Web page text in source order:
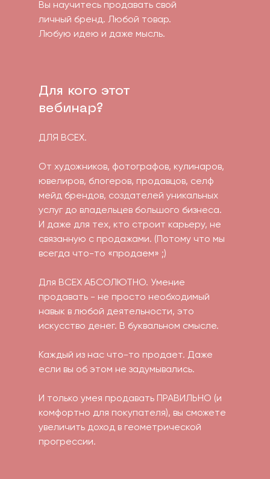
Вы научитесь продавать свой
личный бренд. Любой товар.
Любую идею и даже мысль.
ДЛЯ ВСЕХ.
От художников, фотографов, кулинаров,
ювелиров, блогеров, продавцов, селф
мейд брендов, создателей уникальных
услуг до владельцев большого бизнеса.
И даже для тех, кто строит карьеру, не
связанную с продажами. (Потому что мы
всегда что-то «продаем» ;)
Для ВСЕХ АБСОЛЮТНО. Умение
продавать - не просто необходимый
навык в любой деятельности, это
искусство денег. В буквальном смысле.
Каждый из нас что-то продает. Даже
если вы об этом не задумывались.
И только умея продавать ПРАВИЛЬНО (и
комфортно для покупателя), вы сможете
увеличить доход в геометрической
прогрессии.
Для кого этот
вебинар?